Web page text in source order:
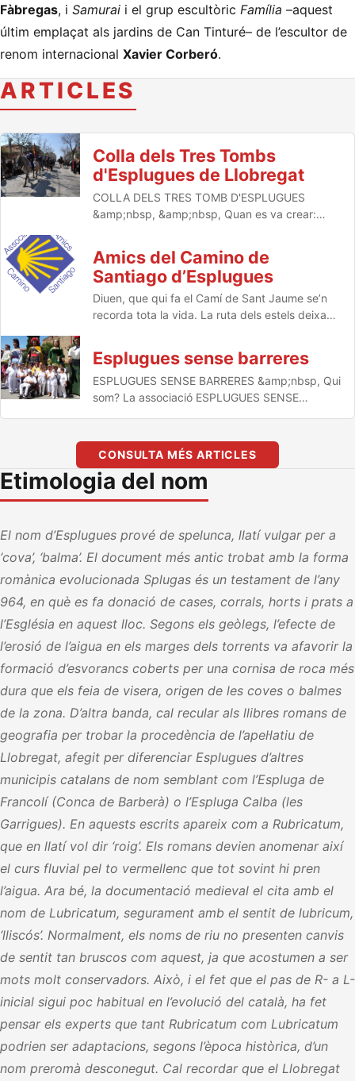
Fàbregas, i Samurai i el grup escultòric Família –aquest
últim emplaçat als jardins de Can Tinturé– de l’escultor de
renom internacional Xavier Corberó.
ARTICLES
Colla dels Tres Tombs
d'Esplugues de Llobregat
COLLA DELS TRES TOMB D'ESPLUGUES
&amp;nbsp, &amp;nbsp, Quan es va crear:
La Colla dels Tres Tombs d…
Amics del Camino de
Santiago d’Esplugues
Diuen, que qui fa el Camí de Sant Jaume se’n
recorda tota la vida. La ruta dels estels deixa
Esplugues sense barreres
ESPLUGUES SENSE BARRERES &amp;nbsp, Qui
som? La associació ESPLUGUES SENSE
i/o sensorials, el…
CONSULTA MÉS ARTICLES
Etimologia del nom
El nom d’Esplugues prové de spelunca, llatí vulgar per a
‘cova’, ‘balma’. El document més antic trobat amb la forma
romànica evolucionada Splugas és un testament de l’any
964, en què es fa donació de cases, corrals, horts i prats a
l’Església en aquest lloc. Segons els geòlegs, l’efecte de
l’erosió de l’aigua en els marges dels torrents va afavorir la
formació d’esvorancs coberts per una cornisa de roca més
dura que els feia de visera, origen de les coves o balmes
de la zona. D’altra banda, cal recular als llibres romans de
geografia per trobar la procedència de l’apel·latiu de
Llobregat, afegit per diferenciar Esplugues d’altres
municipis catalans de nom semblant com l’Espluga de
Francolí (Conca de Barberà) o l’Espluga Calba (les
Garrigues). En aquests escrits apareix com a Rubricatum,
que en llatí vol dir ‘roig’. Els romans devien anomenar així
el curs fluvial pel to vermellenc que tot sovint hi pren
l’aigua. Ara bé, la documentació medieval el cita amb el
nom de Lubricatum, segurament amb el sentit de lubricum,
‘lliscós’. Normalment, els noms de riu no presenten canvis
de sentit tan bruscos com aquest, ja que acostumen a ser
mots molt conservadors. Això, i el fet que el pas de R- a L-
inicial sigui poc habitual en l’evolució del català, ha fet
pensar els experts que tant Rubricatum com Lubricatum
podrien ser adaptacions, segons l’època històrica, d’un
nom preromà desconegut. Cal recordar que el Llobregat